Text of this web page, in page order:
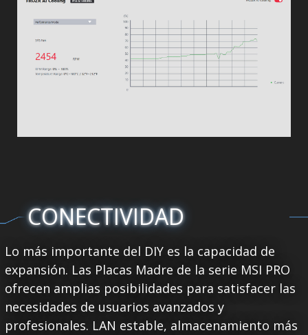
CONECTIVIDAD
Lo más importante del DIY es la capacidad de
expansión. Las Placas Madre de la serie MSI PRO
ofrecen amplias posibilidades para satisfacer las
necesidades de usuarios avanzados y
profesionales. LAN estable, almacenamiento más